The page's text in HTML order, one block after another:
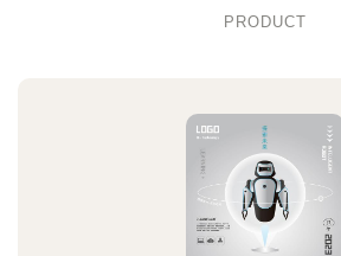
PRODUCT